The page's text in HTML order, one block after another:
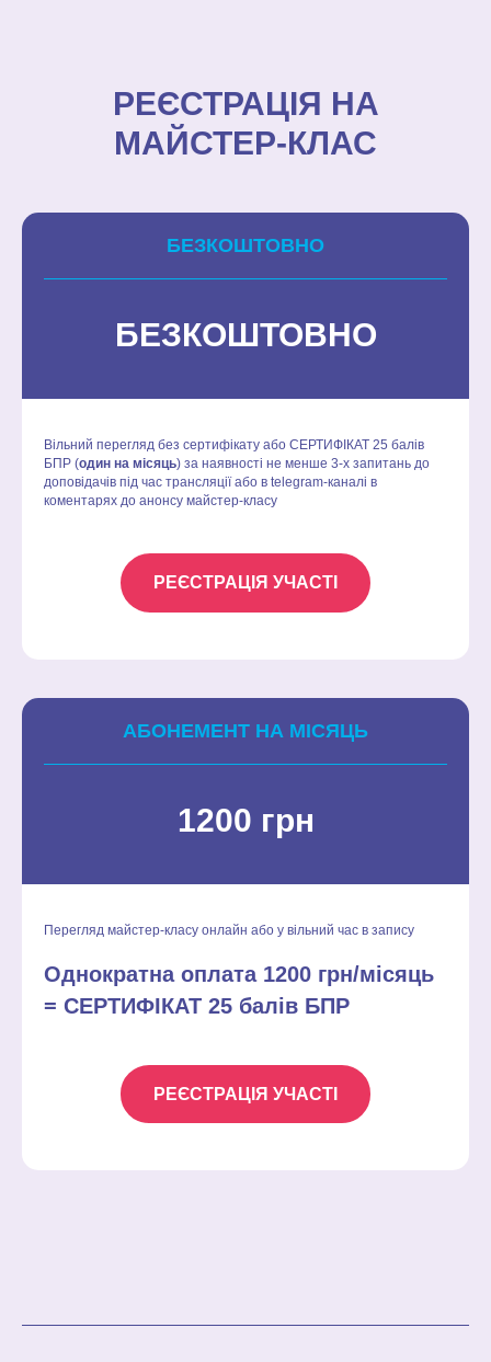
РЕЄСТРАЦІЯ НА
МАЙСТЕР-КЛАС
БЕЗКОШТОВНО
БЕЗКОШТОВНО
Вільний перегляд без сертифікату або СЕРТИФІКАТ 25 балів
БПР (один на місяць) за наявності не менше 3-х запитань до
доповідачів під час трансляції або в telegram-каналі в
коментарях до анонсу майстер-класу
РЕЄСТРАЦІЯ УЧАСТІ
АБОНЕМЕНТ НА МІСЯЦЬ
1200 грн
Перегляд майстер-класу онлайн або у вільний час в запису
Однократна оплата 1200 грн/місяць
= СЕРТИФІКАТ 25 балів БПР
РЕЄСТРАЦІЯ УЧАСТІ